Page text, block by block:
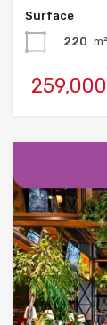
Surface
220 m²